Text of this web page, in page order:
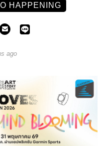
HAPPENING
ago